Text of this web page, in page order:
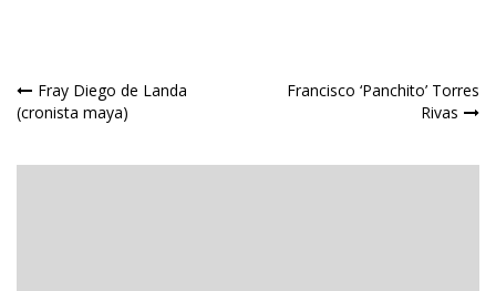
Navegación
de
entradas
Fray Diego de Landa
(cronista maya)
Francisco ‘Panchito’ Torres
Rivas